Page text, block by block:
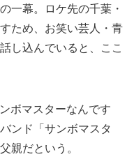
一幕。ロケ先の千葉・
ため、お笑い芸人・青
し込んでいると、ここ
ボマスターなんです
ンド「サンボマスタ
親だという。